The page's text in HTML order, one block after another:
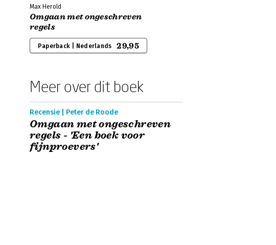
Max Herold
Omgaan met ongeschreven
regels
Paperback | Nederlands 29,95
Meer over dit boek
Recensie | Peter de Roode
Omgaan met ongeschreven
regels - 'Een boek voor
fijnproevers'